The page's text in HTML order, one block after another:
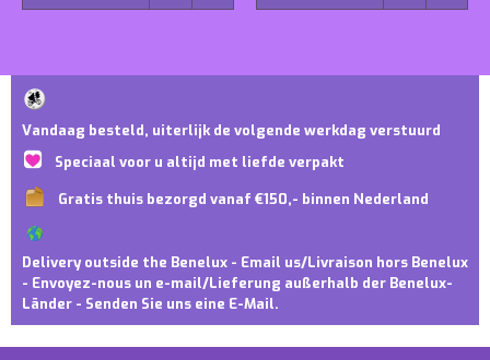
Vandaag besteld, uiterlijk de volgende werkdag verstuurd
Speciaal voor u altijd met liefde verpakt
Gratis thuis bezorgd vanaf €150,- binnen Nederland
Delivery outside the Benelux - Email us/Livraison hors Benelux
- Envoyez-nous un e-mail/Lieferung außerhalb der Benelux-
Länder - Senden Sie uns eine E-Mail.